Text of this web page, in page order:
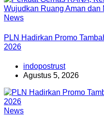
News
PLN Hadirkan Promo
2026
indopostrust
Agustus 5, 2026
News